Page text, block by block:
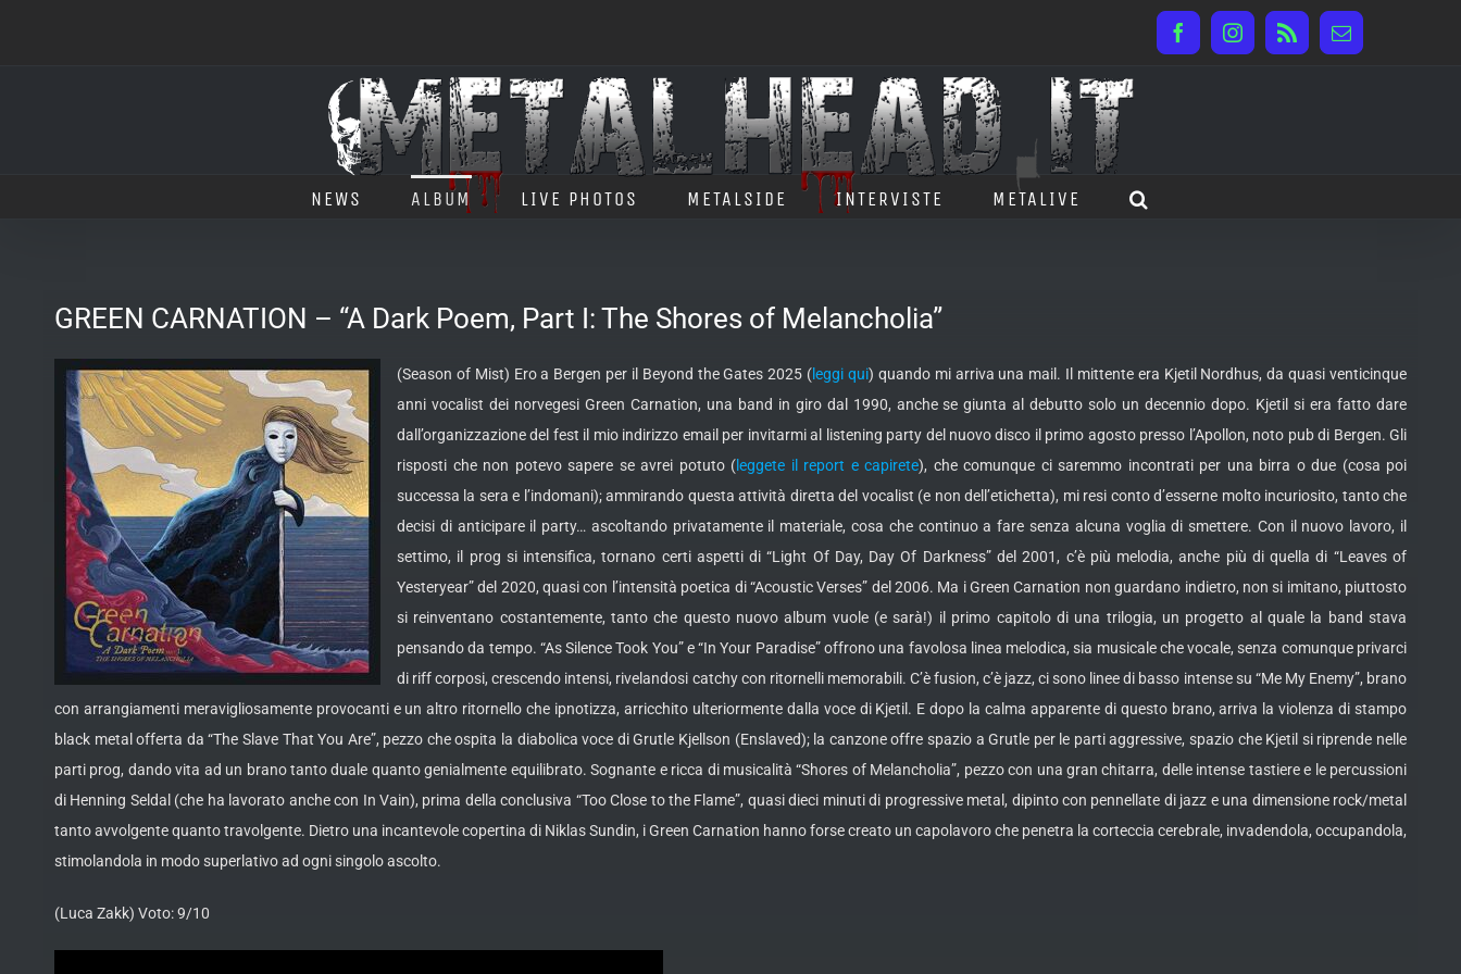
FacebookInstagram
Rss Email
NEWS ALBUM LIVE PHOTOS METALSIDE INTERVISTE METALIVE
GREEN CARNATION – “A Dark Poem, Part I: The Shores of Melancholia”
(Season of Mist) Ero a Bergen per il Beyond the Gates 2025 (leggi qui) quando mi arriva una mail. Il mittente era Kjetil Nordhus, da quasi venticinque
anni vocalist dei norvegesi Green Carnation, una band in giro dal 1990, anche se giunta al debutto solo un decennio dopo. Kjetil si era fatto dare
dall’organizzazione del fest il mio indirizzo email per invitarmi al listening party del nuovo disco il primo agosto presso l’Apollon, noto pub di Bergen. Gli
risposti che non potevo sapere se avrei potuto (leggete il report e capirete), che comunque ci saremmo incontrati per una birra o due (cosa poi
successa la sera e l’indomani); ammirando questa attività diretta del vocalist (e non dell’etichetta), mi resi conto d’esserne molto incuriosito, tanto che
decisi di anticipare il party… ascoltando privatamente il materiale, cosa che continuo a fare senza alcuna voglia di smettere. Con il nuovo lavoro, il
settimo, il prog si intensifica, tornano certi aspetti di “Light Of Day, Day Of Darkness” del 2001, c’è più melodia, anche più di quella di “Leaves of
Yesteryear” del 2020, quasi con l’intensità poetica di “Acoustic Verses” del 2006. Ma i Green Carnation non guardano indietro, non si imitano, piuttosto
si reinventano costantemente, tanto che questo nuovo album vuole (e sarà!) il primo capitolo di una trilogia, un progetto al quale la band stava
pensando da tempo. “As Silence Took You” e “In Your Paradise” offrono una favolosa linea melodica, sia musicale che vocale, senza comunque privarci
di riff corposi, crescendo intensi, rivelandosi catchy con ritornelli memorabili. C’è fusion, c’è jazz, ci sono linee di basso intense su “Me My Enemy”, brano
con arrangiamenti meravigliosamente provocanti e un altro ritornello che ipnotizza, arricchito ulteriormente dalla voce di Kjetil. E dopo la calma apparente di questo brano, arriva la violenza di stampo
black metal offerta da “The Slave That You Are”, pezzo che ospita la diabolica voce di Grutle Kjellson (Enslaved); la canzone offre spazio a Grutle per le parti aggressive, spazio che Kjetil si riprende nelle
parti prog, dando vita ad un brano tanto duale quanto genialmente equilibrato. Sognante e ricca di musicalità “Shores of Melancholia”, pezzo con una gran chitarra, delle intense tastiere e le percussioni
di Henning Seldal (che ha lavorato anche con In Vain), prima della conclusiva “Too Close to the Flame”, quasi dieci minuti di progressive metal, dipinto con pennellate di jazz e una dimensione rock/metal
tanto avvolgente quanto travolgente. Dietro una incantevole copertina di Niklas Sundin, i Green Carnation hanno forse creato un capolavoro che penetra la corteccia cerebrale, invadendola, occupandola,
stimolandola in modo superlativo ad ogni singolo ascolto.
(Luca Zakk) Voto: 9/10